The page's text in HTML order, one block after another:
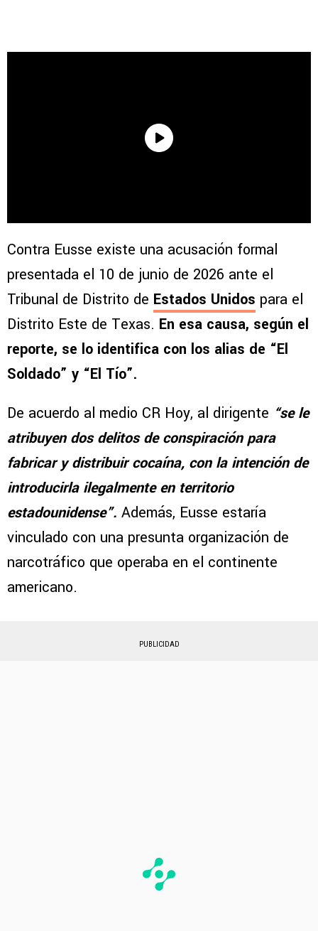
Contra Eusse existe una acusación formal
presentada el 10 de junio de 2026 ante el
Tribunal de Distrito de Estados Unidos para el
Distrito Este de Texas. En esa causa, según el
reporte, se lo identifica con los alias de “El
Soldado” y “El Tío”.
De acuerdo al medio CR Hoy, al dirigente “se le
atribuyen dos delitos de conspiración para
fabricar y distribuir cocaína, con la intención de
introducirla ilegalmente en territorio
estadounidense”. Además, Eusse estaría
vinculado con una presunta organización de
narcotráfico que operaba en el continente
americano.
PUBLICIDAD